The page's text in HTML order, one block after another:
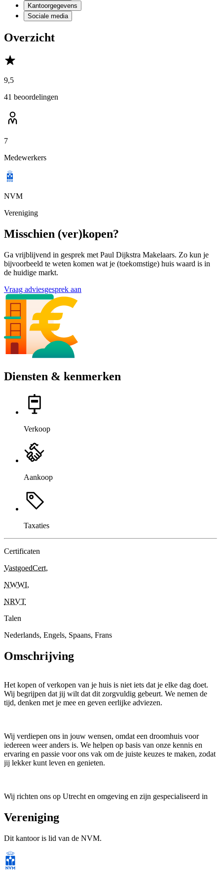
Kantoorgegevens
Sociale media
Overzicht
9,5
41 beoordelingen
7
Medewerkers
NVM
Vereniging
Misschien (ver)kopen?
Ga vrijblijvend in gesprek met Paul Dijkstra Makelaars. Zo kun je
bijvoorbeeld te weten komen wat je (toekomstige) huis waard is in
de huidige markt.
Vraag adviesgesprek aan
Diensten & kenmerken
Verkoop
Aankoop
Taxaties
Certificaten
VastgoedCert,
NWWI,
NRVT
Talen
Nederlands, Engels, Spaans, Frans
Omschrijving
Het kopen of verkopen van je huis is niet iets dat je elke dag doet.
Wij begrijpen dat jij wilt dat dit zorgvuldig gebeurt. We nemen de
tijd, denken met je mee en geven eerlijke adviezen.
Wij verdiepen ons in jouw wensen, omdat een droomhuis voor
iedereen weer anders is. We helpen op basis van onze kennis en
ervaring en passie voor ons vak om de juiste keuzes te maken, zodat
jij lekker kunt leven en genieten.
Wij richten ons op Utrecht en omgeving en zijn gespecialiseerd in
graag met de aankoop, verkoop of taxatie van je huis. Wil je weten
wat wij voor jou kunnen betekenen? Neem dan vrijblijvend contact
Vereniging
Dit kantoor is lid van de NVM.